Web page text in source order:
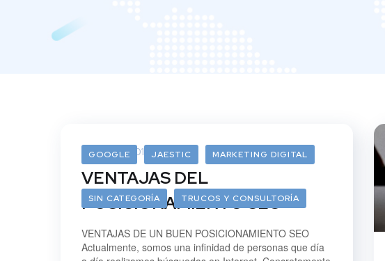
GOOGLE JAESTIC MARKETING DIGITAL
SIN CATEGORÍA TRUCOS Y CONSULTORÍA
25/09/2019
VENTAJAS DEL
POSICIONAMIENTO SEO
VENTAJAS DE UN BUEN POSICIONAMIENTO SEO
Actualmente, somos una infinidad de personas que día